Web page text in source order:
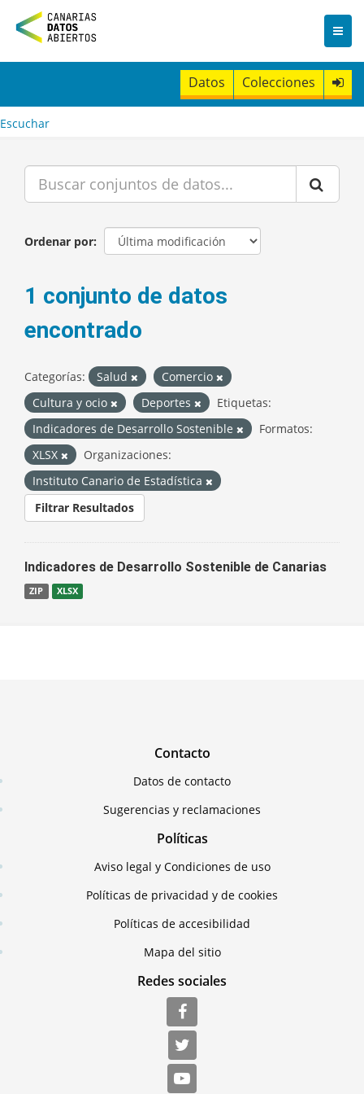
n
t
Datos Colecciones
Escuchar
Ordenar por
1 conjunto de datos
encontrado
Categorías: Salud
Comercio
Cultura y ocio
Deportes
Etiquetas:
Indicadores de Desarrollo Sostenible
Formatos:
XLSX
Organizaciones:
Instituto Canario de Estadística
Filtrar Resultados
Indicadores de Desarrollo Sostenible de Canarias
ZIP XLSX
Contacto
Datos de contacto
Sugerencias y reclamaciones
Políticas
Aviso legal y Condiciones de uso
Políticas de privacidad y de cookies
Políticas de accesibilidad
Mapa del sitio
Redes sociales